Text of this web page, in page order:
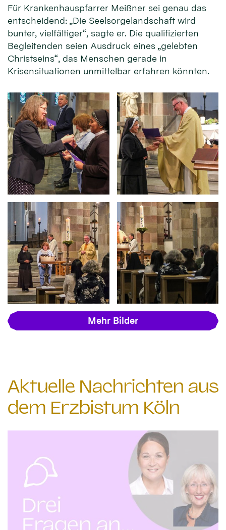
Für Krankenhauspfarrer Meißner sei genau das
entscheidend: „Die Seelsorgelandschaft wird
bunter, vielfältiger“, sagte er. Die qualifizierten
Begleitenden seien Ausdruck eines „gelebten
Christseins“, das Menschen gerade in
Krisensituationen unmittelbar erfahren könnten.
Mehr Bilder
Aktuelle Nachrichten aus
dem Erzbistum Köln